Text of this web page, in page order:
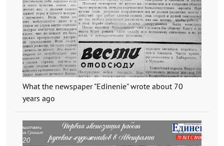
What the newspaper "Edinenie" wrote about 70
years ago